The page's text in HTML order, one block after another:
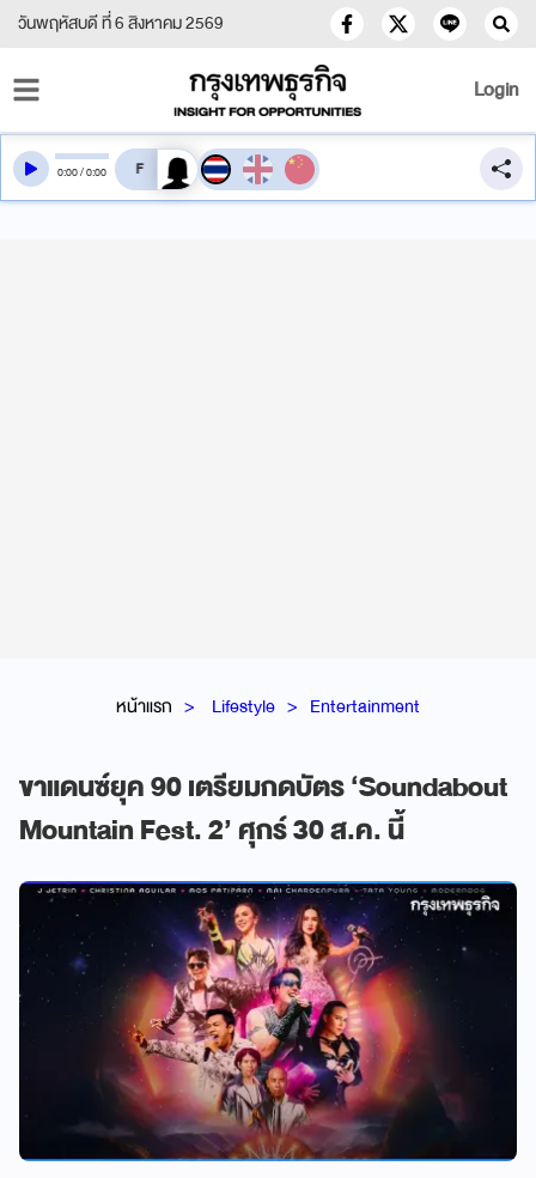
วันพฤหัสบดี ที่ 6 สิงหาคม 2569
Login
หน้าแรก Lifestyle Entertainment
ขาแดนซ์ยุค 90 เตรียมกดบัตร ‘Soundabout
Mountain Fest. 2’ ศุกร์ 30 ส.ค. นี้
0:00/0:00 สลับเสียงอ่าน